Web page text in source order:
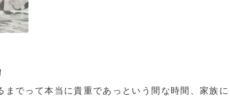
でって本当に貴重であっという間な時間、家族